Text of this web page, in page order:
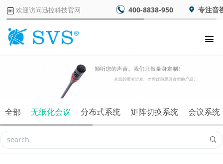
欢迎访问迅控科技官网 400-8838-950 专注音
全部 无纸化会议 分布式系统 矩阵切换系统 会议系统